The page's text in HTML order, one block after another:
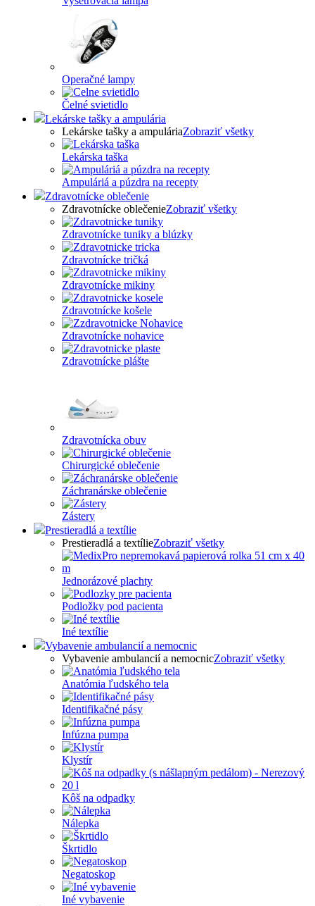
Operačné lampy
Čelné svietidlo
Lekárske tašky a ampulária
Lekárske tašky a ampuláriaZobraziť všetky
Lekárska taška
Ampuláriá a púzdra na recepty
Zdravotnícke oblečenie
Zdravotnícke oblečenieZobraziť všetky
Zdravotnícke tuniky a blúzky
Zdravotnícke tričká
Zdravotnícke mikiny
Zdravotnícke košele
Zdravotnícke nohavice
Zdravotnícke plášte
Zdravotnícka obuv
Chirurgické oblečenie
Záchranárske oblečenie
Zástery
Prestieradlá a textílie
Prestieradlá a textílieZobraziť všetky
Jednorázové plachty
Podložky pod pacienta
Iné textílie
Vybavenie ambulancií a nemocnic
Vybavenie ambulancií a nemocnicZobraziť všetky
Anatómia ľudského tela
Identifikačné pásy
Infúzna pumpa
Klystír
Kôš na odpadky
Nálepka
Škrtidlo
Negatoskop
Iné vybavenie